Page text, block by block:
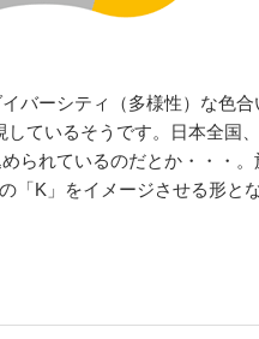
バーシティ（多様性）な色
ているそうです。日本全国
られているのだとか・・・。
「K」をイメージさせる形と